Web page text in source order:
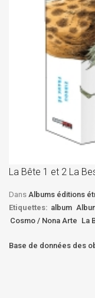
La Bête 1 et 2 La
Dans Albums éditions
Etiquettes: album
Cosmo / Nona Arte La
Base de données des